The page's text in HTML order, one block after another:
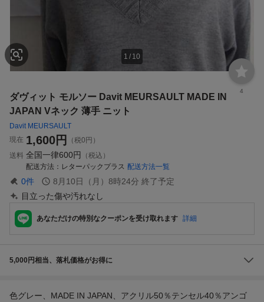
1 / 10
4
ダヴィット モルソー Davit MEURSAULT MADE IN
JAPAN Vネック 薄手 ニット
Davit MEURSAULT
現在 1,600円
（税0円）
送料 全国一律600円
（税込）
配送方法
レターパックプラス 配送方法一覧
0件 8月10日（月）8時24分 終了予定
目立った傷や汚れなし
あなただけの特別なクーポンを受け取れます 詳細
5,000円相当、落札価格がお得に
色グレー、MADE IN JAPAN、アクリル50％テンセル40％アンゴ